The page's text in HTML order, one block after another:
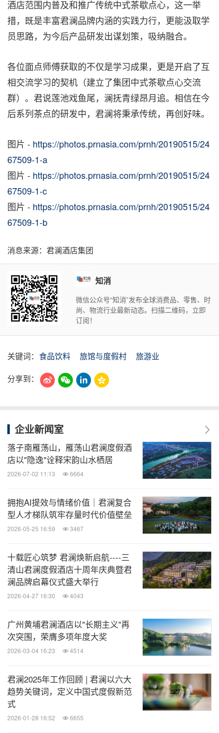
酒店范围内普及和推广传统中式茶歇点心，这一举
措，既是丰富君澜品牌内涵的实践力行，更能汲取学
员思路，为今后产品研发出谋划策，吸纳融合。
各位面点师傅获取的不仅是学习成果，更是开启了互
相交流学习的契机（建立了集团中式茶歇点心交流
群）。君说莲池戏鱼尾，澜抚青绿昂月追。相信在今
后系列茶点的研发中，君澜将秉承传统，再创好味。
图片 - https://photos.prnasia.com/prnh/20190515/24
67509-1-a
图片 - https://photos.prnasia.com/prnh/20190515/24
67509-1-c
图片 - https://photos.prnasia.com/prnh/20190515/24
67509-1-b
消息来源：君澜酒店集团
知消
微信公众号“知消”发布全球消费品、零售、时
尚、物流行业最新动态。扫描二维码，立即
订阅！
关键词： 食品饮料 旅馆与度假村
旅游业
分享到：
企业新闻室
落子南雁荡山，雁荡山君澜度假酒
店以"隐逸"诠释宋韵山水栖居
2026-07-02 11:13 6664
拥抱AI提效与情绪价值｜君澜复合
型人才梯队筑牢存量时代价值壁垒
2026-05-25 16:59 3467
十载匠心筑梦 君澜焕新启航----三
清山君澜度假酒店十周年庆典暨君
澜品牌启幕仪式盛大举行
2026-04-27 16:30 4043
广州黄埔君澜酒店以"长期主义"再
次突围，荣膺多项年度大奖
2026-03-04 16:23 4514
君澜2025年工作回顾 | 君澜以六大
趋势关键词，定义中国式度假新范
式
2026-01-28 16:52 6655